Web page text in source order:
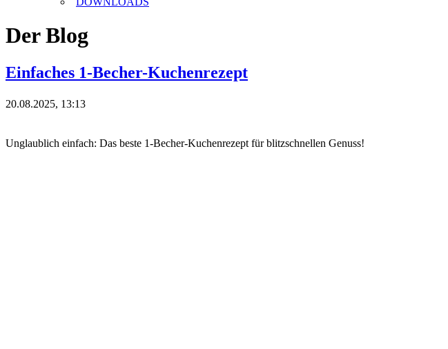
Der Blog
Einfaches 1-Becher-Kuchenrezept
20.08.2025, 13:13
Unglaublich einfach: Das beste 1-Becher-Kuchenrezept für blitzschnellen Genuss!